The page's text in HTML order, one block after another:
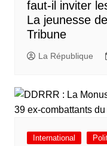
faut-il inviter
La jeunesse
Tribune
La République
International